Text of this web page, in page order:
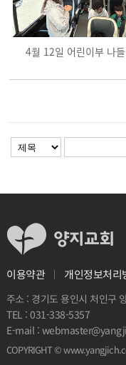
4월 12일 어린이부 나
이용약관 개인정보처리
주소 : 경기도 용인시 처인구
TEL :031-338-5357
E-mail :
COPYRIGHT ©